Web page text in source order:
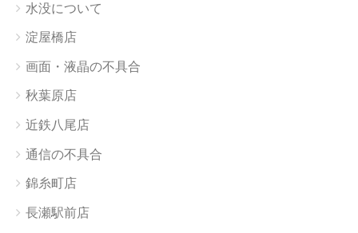
水没について
淀屋橋店
画面・液晶の不具合
秋葉原店
近鉄八尾店
通信の不具合
錦糸町店
長瀬駅前店